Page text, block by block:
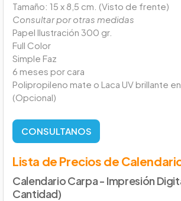
Tamaño: 15 x 8,5 cm. (Visto de frente)
Consultar por otras medidas
Papel Ilustración 300 gr.
Full Color
Simple Faz
6 meses por cara
Polipropileno mate o Laca UV brillante
(Opcional)
CONSULTANOS
Lista de Precios de
Calendario Carpa - Impresión
Cantidad)